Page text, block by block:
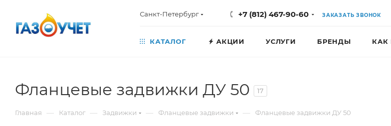
Санкт-Петербург +7 (812) 467-90-60 ЗАКАЗАТЬ ЗВОНОК
КАТАЛОГ АКЦИИ УСЛУГИ БРЕНДЫ КАК
Фланцевые задвижки ДУ 50 17
Главная — Каталог — Задвижки — Фланцевые задвижки — Фланцевые задвижки ДУ 50